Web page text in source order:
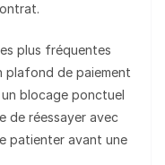
plus fréquentes
plafond de paiement
blocage ponctuel
de réessayer avec
patienter avant une